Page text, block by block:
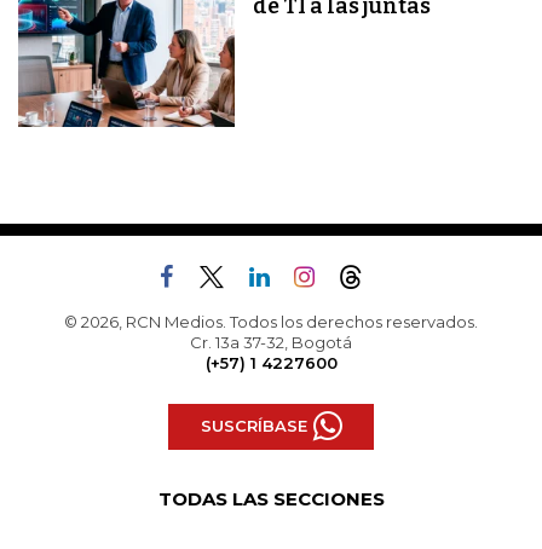
de TI a las juntas
© 2026, RCN Medios. Todos los derechos reservados.
Cr. 13a 37-32, Bogotá
(+57) 1 4227600
SUSCRÍBASE
TODAS LAS SECCIONES